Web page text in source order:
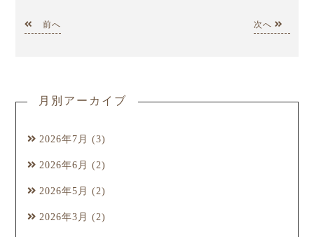
前へ 次へ
月別アーカイブ
2026年7月 (3)
2026年6月 (2)
2026年5月 (2)
2026年3月 (2)